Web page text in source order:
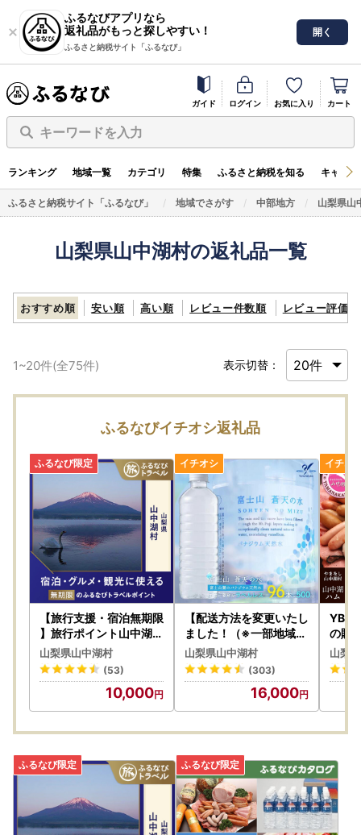
ふるなびアプリなら
返礼品がもっと探しやすい！
ふるさと納税サイト「ふるなび」
開く
ガイド ログイン お気に入り カート
キーワードを入力
ランキング 地域一覧 カテゴリ 特集 ふるさと納税を知る キャン
ふるさと納税サイト「ふるなび」 地域でさがす 中部地方 山梨県山
山梨県山中湖村の返礼品一覧
おすすめ順 安い順 高い順 レビュー件数順 レビュー評価順
1~20件(全75件) 表示切替：
ふるなびイチオシ返礼品
【旅行支援・宿泊無期限
】旅行ポイント山中湖村
ふるなびトラベルポイン
ト
山梨県山中湖村
(53)
10,000
【配送方法を変更いたし
ました！（※一部地域は
除く）】＜ラベルレス＞
富士山蒼天の水 500ml
×96本（４ケース）YC
山梨県山中湖村
(303)
16,000
の贈
至粋
ツ国
トで
山梨